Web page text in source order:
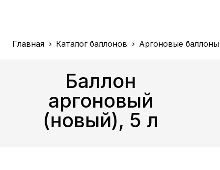
Главная Каталог баллонов Аргоновые баллоны
Баллон
аргоновый
(новый), 5 л